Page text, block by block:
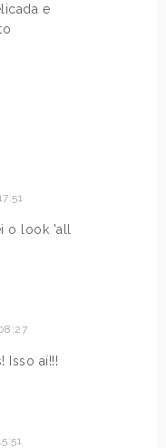
e
o look 'all
Isso aí!!!